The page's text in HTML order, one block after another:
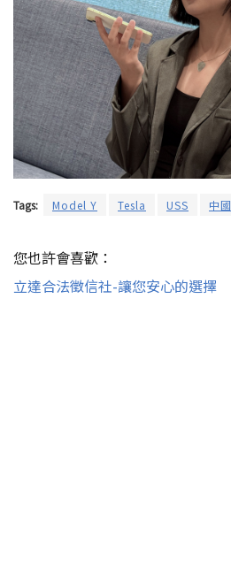
Tags: Model Y Tesla USS 中國
您也許會喜歡：
立達合法徵信社-讓您安心的選擇